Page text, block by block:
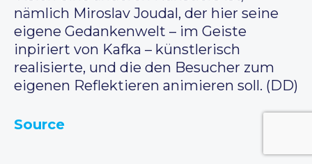
nämlich Miroslav Joudal, der hier seine
eigene Gedankenwelt – im Geiste
inpiriert von Kafka – künstlerisch
realisierte, und die den Besucher zum
eigenen Reflektieren animieren soll. (DD)
Source